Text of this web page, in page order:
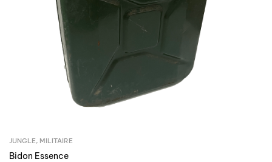
JUNGLE, MILITAIRE
Bidon Essence